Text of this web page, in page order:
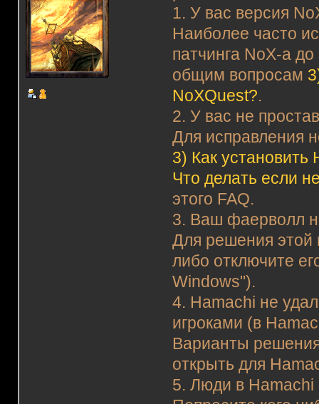
1. У вас версия
Наиболее часто
патчинга NoX-а
общим вопросам
NoXQuest?.
2. У вас не
Для исправления
3) Как
Что делать если
этого FAQ.
3. Ваш фаерволл
Для решения этой
либо отключите
Windows").
4. Hamachi не
игроками (в
Варианты
открыть для
5. Люди в Hamachi